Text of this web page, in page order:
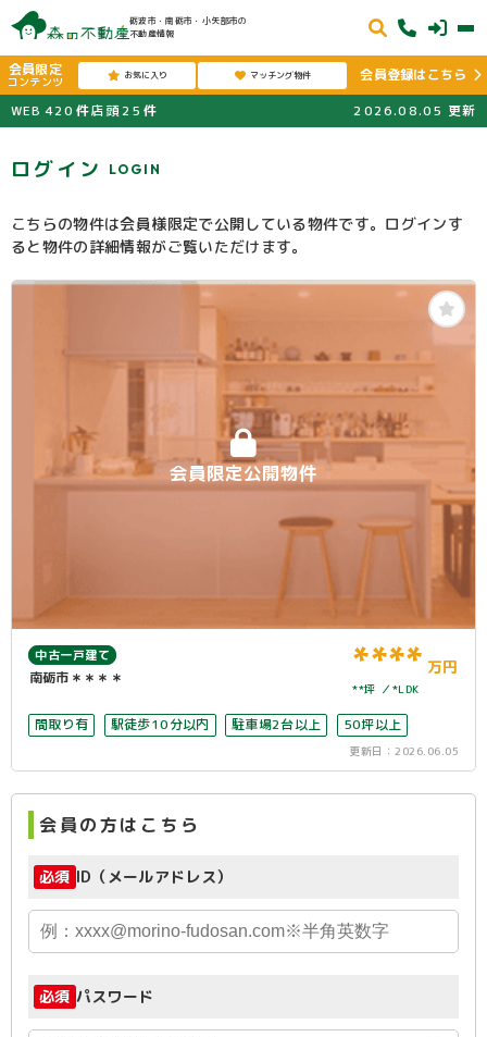
砺波市・南砺市・小矢部市の
不動産情報
会員限定
コンテンツ お気に入り マッチング物件
会員登録はこちら
WEB 420 件店頭25 件 2026.08.05 更新
ログイン LOGIN
こちらの物件は会員様限定で公開している物件です。ログインす
ると物件の詳細情報がご覧いただけます。
会員限定公開物件
中古一戸建て
南砺市＊＊＊＊ **** 万円
**坪 *LDK
間取り有 駅徒歩10分以内 駐車場2台以上 50坪以上
更新日： 2026.06.05
会員の方はこちら
必須 ID（メールアドレス）
必須 パスワード